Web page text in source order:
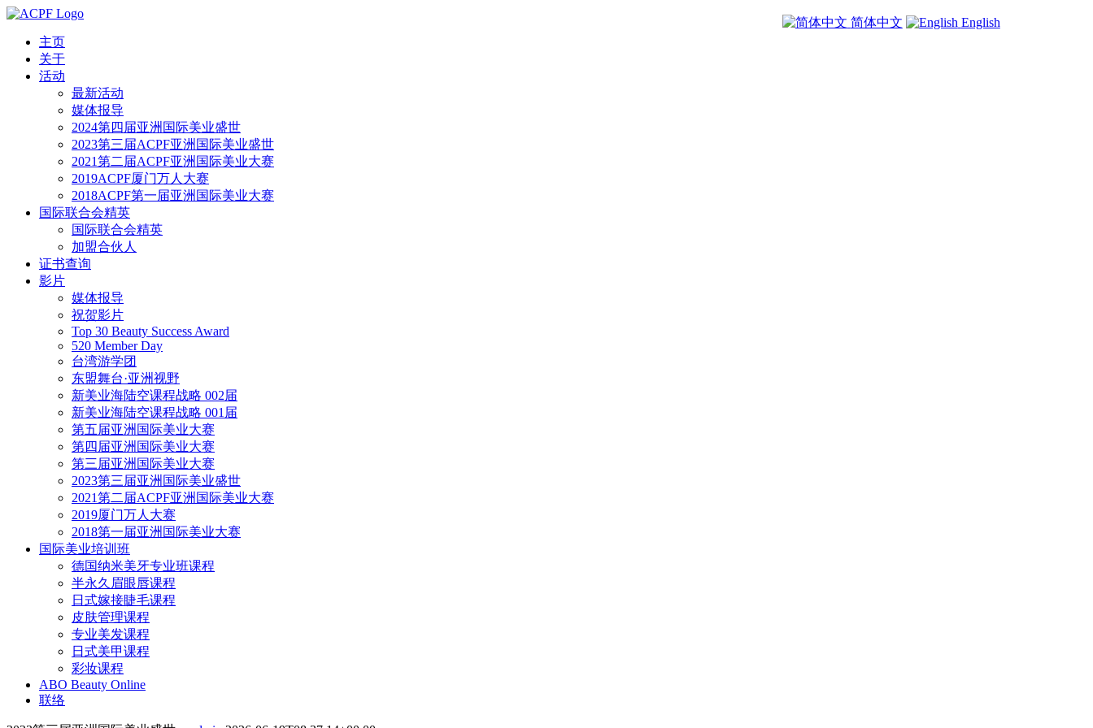
主页
关于
活动
最新活动
媒体报导
2024第四届亚洲国际美业盛世
2023第三届ACPF亚洲国际美业盛世
2021第二届ACPF亚洲国际美业大赛
2019ACPF厦门万人大赛
2018ACPF第一届亚洲国际美业大赛
国际联合会精英
国际联合会精英
加盟合伙人
证书查询
影片
媒体报导
祝贺影片
Top 30 Beauty Success Award
520 Member Day
台湾游学团
东盟舞台·亚洲视野
新美业海陆空课程战略 002届
新美业海陆空课程战略 001届
第五届亚洲国际美业大赛
第四届亚洲国际美业大赛
第三届亚洲国际美业大赛
2023第三届亚洲国际美业盛世
2021第二届ACPF亚洲国际美业大赛
2019厦门万人大赛
2018第一届亚洲国际美业大赛
国际美业培训班
德国纳米美牙专业班课程
半永久眉眼唇课程
日式嫁接睫毛课程
皮肤管理课程
专业美发课程
日式美甲课程
彩妆课程
ABO Beauty Online
联络
简体中文 English